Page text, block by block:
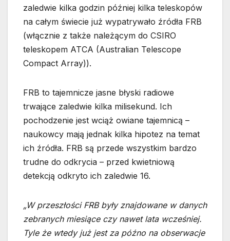
zaledwie kilka godzin później kilka teleskopów
na całym świecie już wypatrywało źródła FRB
(włącznie z także należącym do CSIRO
teleskopem ATCA (Australian Telescope
Compact Array)).
FRB to tajemnicze jasne błyski radiowe
trwające zaledwie kilka milisekund. Ich
pochodzenie jest wciąż owiane tajemnicą –
naukowcy mają jednak kilka hipotez na temat
ich źródła. FRB są przede wszystkim bardzo
trudne do odkrycia – przed kwietniową
detekcją odkryto ich zaledwie 16.
„W przeszłości FRB były znajdowane w danych
zebranych miesiące czy nawet lata wcześniej.
Tyle że wtedy już jest za późno na obserwacje